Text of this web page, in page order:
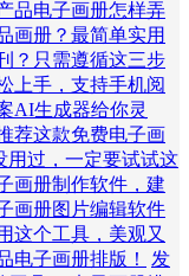
品电子画册怎样弄
画册？最简单实用
？只需遵循这三步
上手，支持手机阅
AI生成器给你灵
荐这款免费电子画
用过，一定要试试这
画册制作软件，建
画册图片编辑软件
这个工具，美观又
电子画册排版！
发